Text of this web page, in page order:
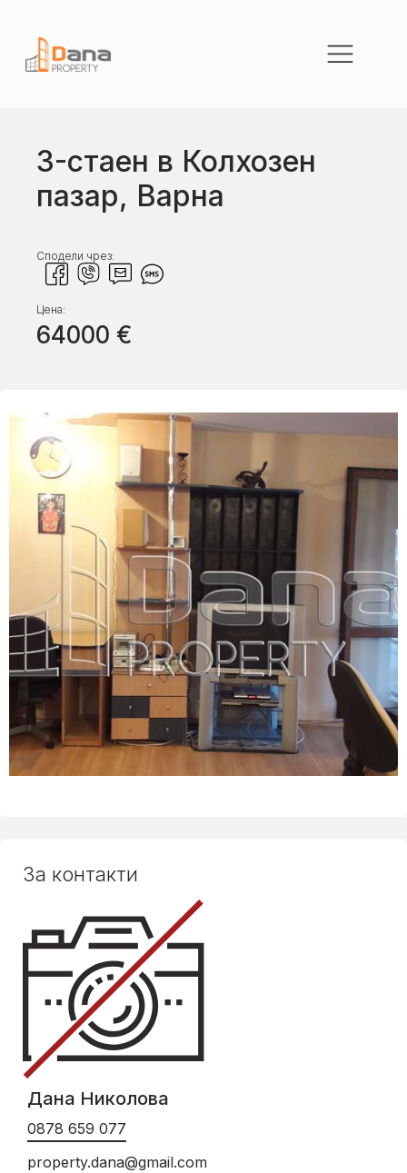
3-стаен в Колхозен
пазар, Варна
Сподели чрез:
Цена:
64000 €
За контакти
Дана Николова
0878 659 077
property.dana@gmail.com